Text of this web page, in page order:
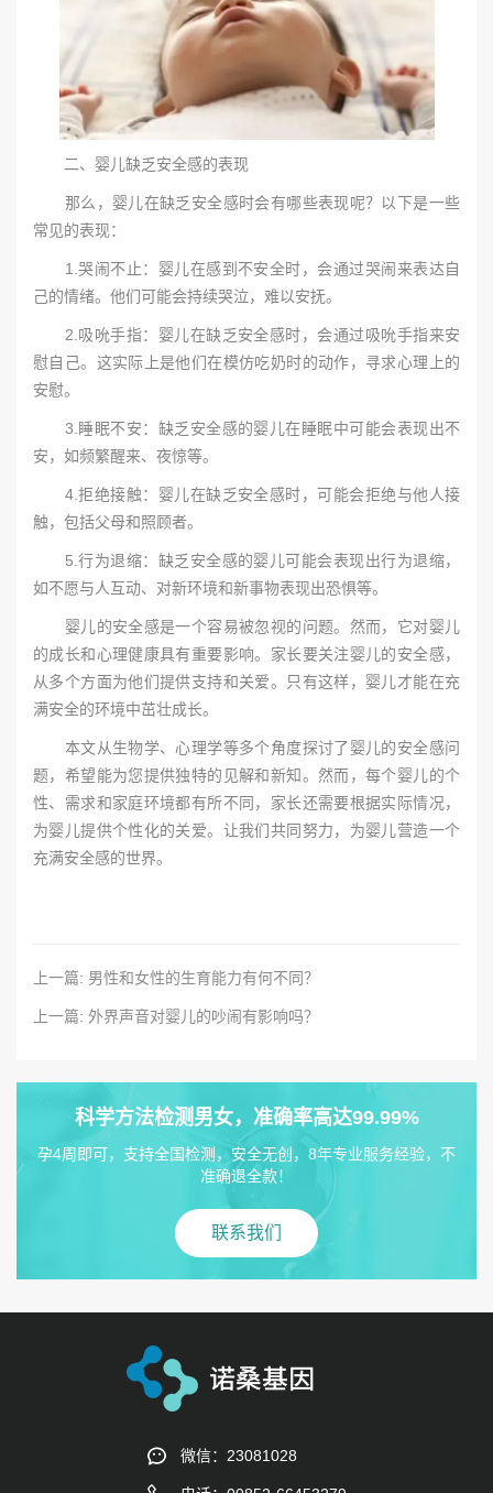
二、婴儿缺乏安全感的表现
那么，婴儿在缺乏安全感时会有哪些表现呢？以下是一些
常见的表现：
1.哭闹不止：婴儿在感到不安全时，会通过哭闹来表达自
己的情绪。他们可能会持续哭泣，难以安抚。
2.吸吮手指：婴儿在缺乏安全感时，会通过吸吮手指来安
慰自己。这实际上是他们在模仿吃奶时的动作，寻求心理上的
安慰。
3.睡眠不安：缺乏安全感的婴儿在睡眠中可能会表现出不
安，如频繁醒来、夜惊等。
4.拒绝接触：婴儿在缺乏安全感时，可能会拒绝与他人接
触，包括父母和照顾者。
5.行为退缩：缺乏安全感的婴儿可能会表现出行为退缩，
如不愿与人互动、对新环境和新事物表现出恐惧等。
婴儿的安全感是一个容易被忽视的问题。然而，它对婴儿
的成长和心理健康具有重要影响。家长要关注婴儿的安全感，
从多个方面为他们提供支持和关爱。只有这样，婴儿才能在充
满安全的环境中茁壮成长。
本文从生物学、心理学等多个角度探讨了婴儿的安全感问
题，希望能为您提供独特的见解和新知。然而，每个婴儿的个
性、需求和家庭环境都有所不同，家长还需要根据实际情况，
为婴儿提供个性化的关爱。让我们共同努力，为婴儿营造一个
充满安全感的世界。
上一篇: 男性和女性的生育能力有何不同？
上一篇: 外界声音对婴儿的吵闹有影响吗？
科学方法检测男女，准确率高达99.99%
孕4周即可，支持全国检测，安全无创，8年专业服务经验，不
准确退全款！
联系我们
微信：23081028